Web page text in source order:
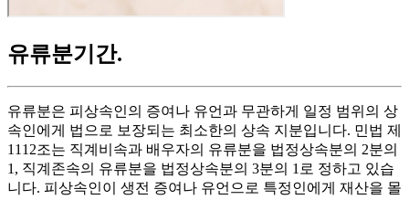
유류분기간.
유류분은 피상속인의 증여나 유언과 무관하게 일정 범위의 상
속인에게 법으로 보장되는 최소한의 상속 지분입니다. 민법 제
1112조는 직계비속과 배우자의 유류분을 법정상속분의 2분의
1, 직계존속의 유류분을 법정상속분의 3분의 1로 정하고 있습
니다. 피상속인이 생전 증여나 유언으로 특정인에게 재산을 몰